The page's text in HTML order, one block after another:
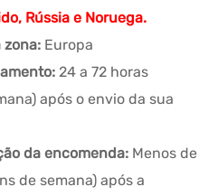
Rússia e Noruega.
zona: Europa
24 a 72 horas
após o envio da sua
da encomenda: Menos de
de semana) após a